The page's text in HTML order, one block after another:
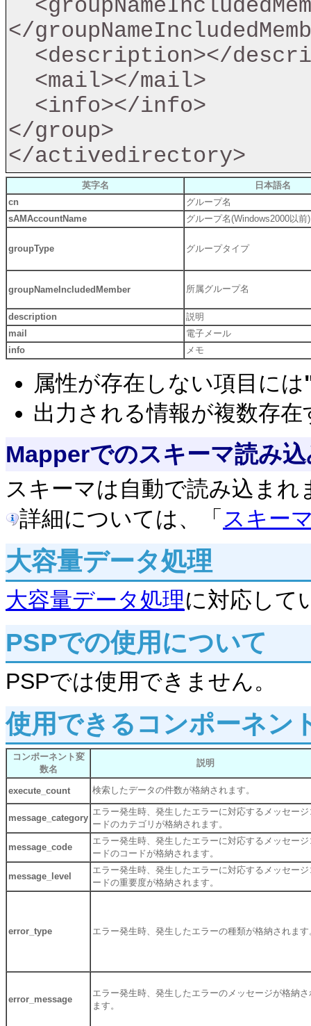
</
</group>
英字名
日本語名
cn
グループ名
sAMAccountName
グループ名(Windows2000以前)
groupType グループタイプ
groupNameIncludedMember 所属グループ名
description
説明
mail
電子メール
info
メモ
属性が存在しない項目には
出力される情報が複数存
Mapperでのスキーマ読み
スキーマは自動で読み込まれ
詳細については、「 スキー
大容量データ処理
大容量データ処理に対応して
PSPでの使用について
PSPでは使用できません。
使用できるコンポーネン
コンポーネント変
数名
説明
execute_count 検索したデータの件数が格納されます。
message_category
エラー発生時、発生したエラーに対応するメッセージ
ードのカテゴリが格納されます。
message_code
エラー発生時、発生したエラーに対応するメッセージ
ードのコードが格納されます。
message_level
エラー発生時、発生したエラーに対応するメッセージ
ードの重要度が格納されます。
error_type エラー発生時、発生したエラーの種類が格納されます
error_message
エラー発生時、発生したエラーのメッセージが格納さ
ます。